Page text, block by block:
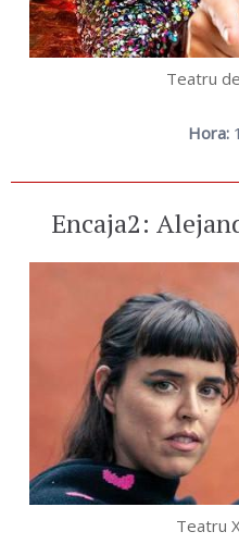
Teatru
Hora:
Encaja2:
Teatru